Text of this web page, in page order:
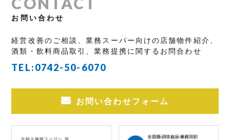
お問い合わせ
経営改善のご相談、業務スーパー向けの店舗物件紹介、
酒類・飲料商品取引、業務提携に関するお問合わせ
TEL:0742-50-6070
お問い合わせフォーム